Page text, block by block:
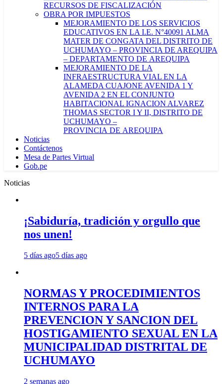
RECURSOS DE FISCALIZACIÓN
OBRA POR IMPUESTOS
MEJORAMIENTO DE LOS SERVICIOS
EDUCATIVOS EN LA I.E. N°40091 ALMA
MATER DE CONGATA DEL DISTRITO DE
UCHUMAYO – PROVINCIA DE AREQUIPA
– DEPARTAMENTO DE AREQUIPA
MEJORAMIENTO DE LA
INFRAESTRUCTURA VIAL EN LA
ALAMEDA CUAJONE AVENIDA 1 Y
AVENIDA 2 EN EL CONJUNTO
HABITACIONAL IGNACION ALVAREZ
THOMAS SECTOR I Y II, DISTRITO DE
UCHUMAYO –
PROVINCIA DE AREQUIPA
Noticias
Contáctenos
Mesa de Partes Virtual
Gob.pe
Noticias
¡Sabiduría, tradición y orgullo que
nos unen!
5 días ago5 días ago
NORMAS Y PROCEDIMIENTOS
INTERNOS PARA LA
PREVENCION Y SANCION DEL
HOSTIGAMIENTO SEXUAL EN LA
MUNICIPALIDAD DISTRITAL DE
UCHUMAYO
2 semanas ago